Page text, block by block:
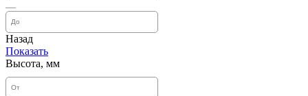
Назад
Показать
Высота, мм